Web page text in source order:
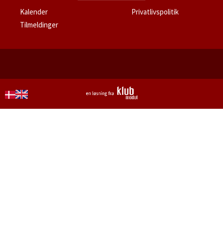
Kalender
Privatlivspolitik
Tilmeldinger